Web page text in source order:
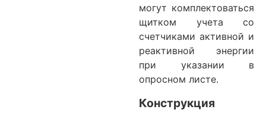
могут комплектоваться
щитком учета со
счетчиками активной и
реактивной энергии
при указании в
опросном листе.
Конструкция